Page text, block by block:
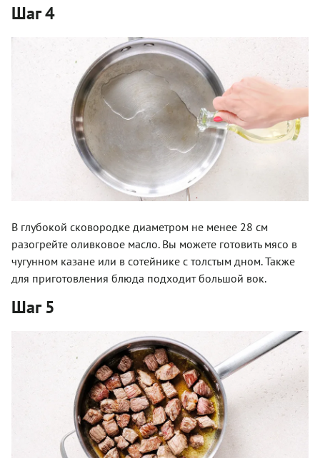
Шаг 4
В глубокой сковородке диаметром не менее 28 см
разогрейте оливковое масло. Вы можете готовить мясо в
чугунном казане или в сотейнике с толстым дном. Также
для приготовления блюда подходит большой вок.
Шаг 5